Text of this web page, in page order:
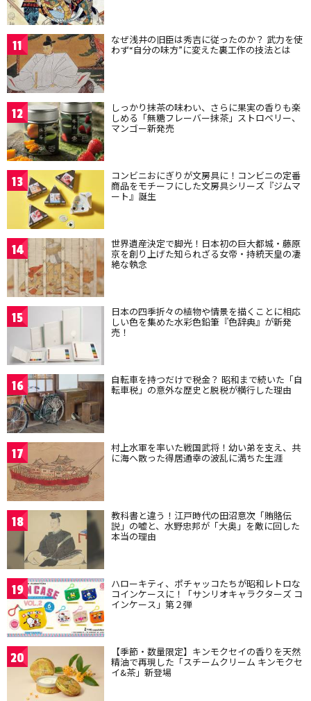
11 なぜ浅井の旧臣は秀吉に従ったのか？ 武力を使
わず“自分の味方”に変えた裏工作の技法とは
12 しっかり抹茶の味わい、さらに果実の香りも楽
しめる「無糖フレーバー抹茶」ストロベリー、
マンゴー新発売
13 コンビニおにぎりが文房具に！コンビニの定番
商品をモチーフにした文房具シリーズ『ジムマ
ート』誕生
14 世界遺産決定で脚光！日本初の巨大都城・藤原
京を創り上げた知られざる女帝・持統天皇の凄
絶な執念
15 日本の四季折々の植物や情景を描くことに相応
しい色を集めた水彩色鉛筆『色辞典』が新発
売！
16 自転車を持つだけで税金？ 昭和まで続いた「自
転車税」の意外な歴史と脱税が横行した理由
17 村上水軍を率いた戦国武将！幼い弟を支え、共
に海へ散った得居通幸の波乱に満ちた生涯
18 教科書と違う！江戸時代の田沼意次「賄賂伝
説」の嘘と、水野忠邦が「大奥」を敵に回した
本当の理由
19 ハローキティ、ポチャッコたちが昭和レトロな
コインケースに！「サンリオキャラクターズ コ
インケース」第２弾
20 【季節・数量限定】キンモクセイの香りを天然
精油で再現した「スチームクリーム キンモクセ
イ&茶」新登場